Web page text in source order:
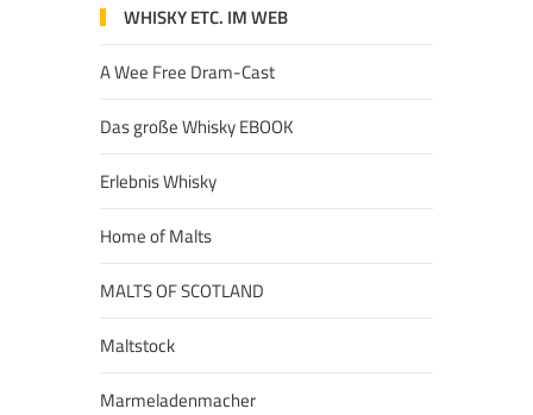
WHISKY ETC. IM WEB
A Wee Free Dram-Cast
Das große Whisky EBOOK
Erlebnis Whisky
Home of Malts
MALTS OF SCOTLAND
Maltstock
Marmeladenmacher